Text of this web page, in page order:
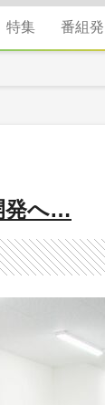
特集 番組発
発へ…